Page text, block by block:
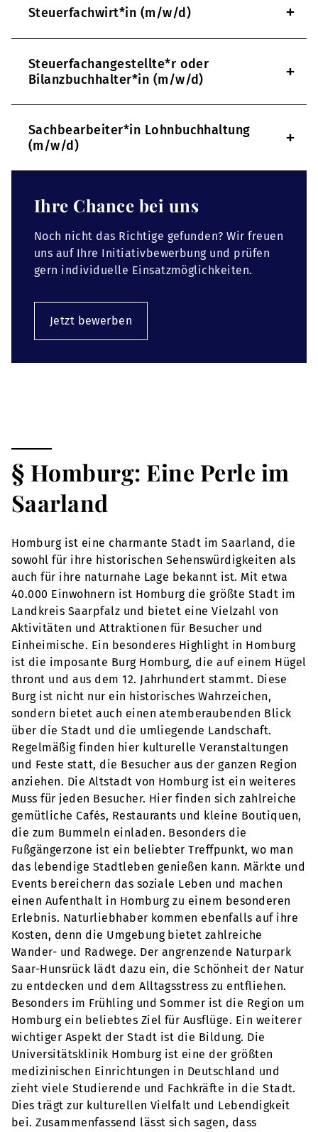
Steuerfachwirt*in (m/w/d) +
Steuerfachangestellte*r oder
Bilanzbuchhalter*in (m/w/d)
+
Sachbearbeiter*in Lohnbuchhaltung
(m/w/d)
+
Ihre Chance bei uns
Noch nicht das Richtige gefunden? Wir freuen
uns auf Ihre Initiativbewerbung und prüfen
gern individuelle Einsatzmöglichkeiten.
Jetzt bewerben
§ Homburg: Eine Perle im
Saarland
Homburg ist eine charmante Stadt im Saarland, die
sowohl für ihre historischen Sehenswürdigkeiten als
auch für ihre naturnahe Lage bekannt ist. Mit etwa
40.000 Einwohnern ist Homburg die größte Stadt im
Landkreis Saarpfalz und bietet eine Vielzahl von
Aktivitäten und Attraktionen für Besucher und
Einheimische. Ein besonderes Highlight in Homburg
ist die imposante Burg Homburg, die auf einem Hügel
thront und aus dem 12. Jahrhundert stammt. Diese
Burg ist nicht nur ein historisches Wahrzeichen,
sondern bietet auch einen atemberaubenden Blick
über die Stadt und die umliegende Landschaft.
Regelmäßig finden hier kulturelle Veranstaltungen
und Feste statt, die Besucher aus der ganzen Region
anziehen. Die Altstadt von Homburg ist ein weiteres
Muss für jeden Besucher. Hier finden sich zahlreiche
gemütliche Cafés, Restaurants und kleine Boutiquen,
die zum Bummeln einladen. Besonders die
Fußgängerzone ist ein beliebter Treffpunkt, wo man
das lebendige Stadtleben genießen kann. Märkte und
Events bereichern das soziale Leben und machen
einen Aufenthalt in Homburg zu einem besonderen
Erlebnis. Naturliebhaber kommen ebenfalls auf ihre
Kosten, denn die Umgebung bietet zahlreiche
Wander- und Radwege. Der angrenzende Naturpark
Saar-Hunsrück lädt dazu ein, die Schönheit der Natur
zu entdecken und dem Alltagsstress zu entfliehen.
Besonders im Frühling und Sommer ist die Region um
Homburg ein beliebtes Ziel für Ausflüge. Ein weiterer
wichtiger Aspekt der Stadt ist die Bildung. Die
Universitätsklinik Homburg ist eine der größten
medizinischen Einrichtungen in Deutschland und
zieht viele Studierende und Fachkräfte in die Stadt.
Dies trägt zur kulturellen Vielfalt und Lebendigkeit
bei. Zusammenfassend lässt sich sagen, dass